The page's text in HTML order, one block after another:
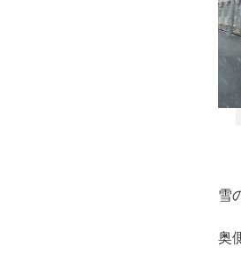
雪
奥